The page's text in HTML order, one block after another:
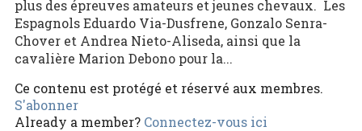
plus des épreuves amateurs et jeunes chevaux. Les
Espagnols Eduardo Via-Dusfrene, Gonzalo Senra-
Chover et Andrea Nieto-Aliseda, ainsi que la
cavalière Marion Debono pour la...
Ce contenu est protégé et réservé aux membres.
S'abonner
Already a member? Connectez-vous ici